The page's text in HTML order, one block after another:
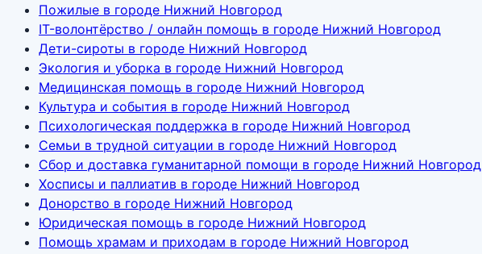
Пожилые в городе Нижний Новгород
IT-волонтёрство / онлайн помощь в городе Нижний Новгород
Дети-сироты в городе Нижний Новгород
Экология и уборка в городе Нижний Новгород
Медицинская помощь в городе Нижний Новгород
Культура и события в городе Нижний Новгород
Психологическая поддержка в городе Нижний Новгород
Семьи в трудной ситуации в городе Нижний Новгород
Сбор и доставка гуманитарной помощи в городе Нижний Новгород
Хосписы и паллиатив в городе Нижний Новгород
Донорство в городе Нижний Новгород
Юридическая помощь в городе Нижний Новгород
Помощь храмам и приходам в городе Нижний Новгород